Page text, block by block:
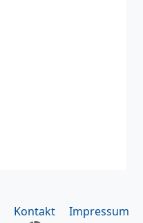
Kontakt Impressum